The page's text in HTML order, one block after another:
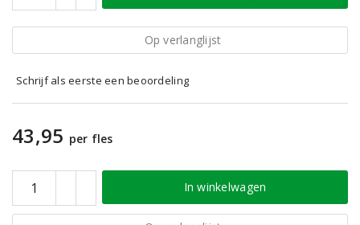
Op verlanglijst
Schrijf als eerste een beoordeling
43,95 per fles
In winkelwagen